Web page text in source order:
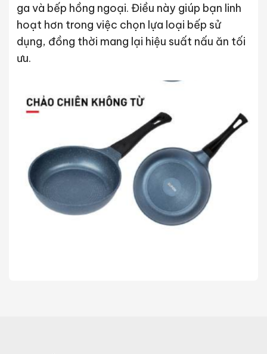
ga và bếp hồng ngoại. Điều này giúp bạn linh
hoạt hơn trong việc chọn lựa loại bếp sử
dụng, đồng thời mang lại hiệu suất nấu ăn tối
ưu.